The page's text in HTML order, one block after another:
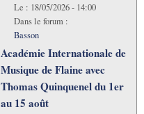
Le : 18/05/2026 - 14:00
Dans le forum :
Basson
Académie Internationale de
Musique de Flaine avec
Thomas Quinquenel du 1er
au 15 août